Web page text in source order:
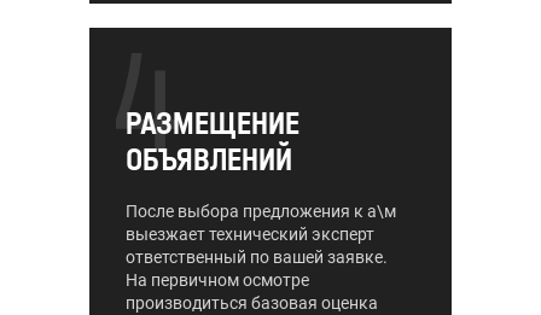
РАЗМЕЩЕНИЕ
ОБЪЯВЛЕНИЙ
После выбора предложения к а\м
выезжает технический эксперт
ответственный по вашей заявке.
На первичном осмотре
производиться базовая оценка
4